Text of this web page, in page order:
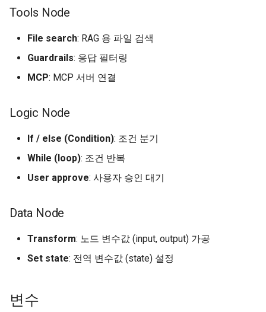
Tools Node
File search: RAG 용 파일 검색
Guardrails: 응답 필터링
MCP: MCP 서버 연결
Logic Node
If / else (Condition): 조건 분기
While (loop): 조건 반복
User approve: 사용자 승인 대기
Data Node
Transform: 노드 변수값 (input, output) 가공
Set state: 전역 변수값 (state) 설정
변수